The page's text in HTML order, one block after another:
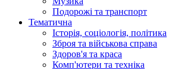
Подорожі та транспорт
Тематична
Історія, соціологія, політика
Зброя та військова справа
Здоров'я та краса
Комп'ютери та техніка